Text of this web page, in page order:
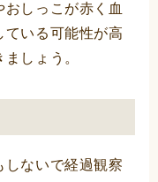
しっこが赤く血
ている可能性が高
しょう。
ないで経過観察